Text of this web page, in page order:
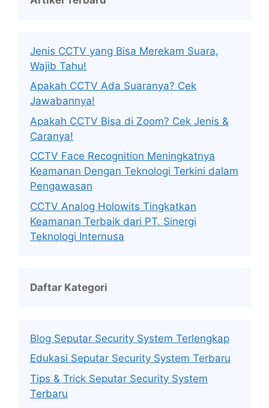
Jenis CCTV yang Bisa Merekam Suara,
Wajib Tahu!
Apakah CCTV Ada Suaranya? Cek
Jawabannya!
Apakah CCTV Bisa di Zoom? Cek Jenis &
Caranya!
CCTV Face Recognition Meningkatnya
Keamanan Dengan Teknologi Terkini dalam
Pengawasan
CCTV Analog Holowits Tingkatkan
Keamanan Terbaik dari PT. Sinergi
Teknologi Internusa
Daftar Kategori
Blog Seputar Security System Terlengkap
Edukasi Seputar Security System Terbaru
Tips & Trick Seputar Security System
Terbaru